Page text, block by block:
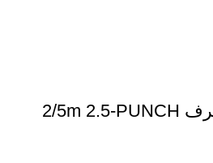
پانچ پوستی یکبار مصرف 2/5m 2.5-PUNCH